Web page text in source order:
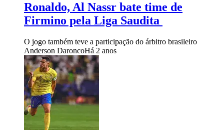
Ronaldo, Al Nassr bate time de
Firmino pela Liga Saudita
O jogo também teve a participação do árbitro brasileiro
Anderson DaroncoHá 2 anos